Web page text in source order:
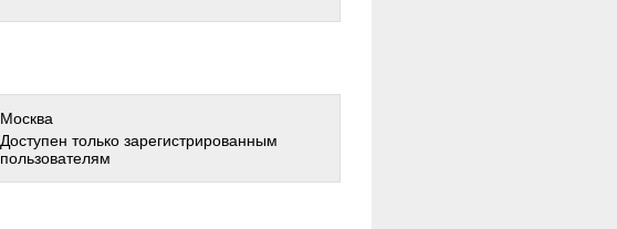
Москва
Доступен только зарегистрированным
пользователям